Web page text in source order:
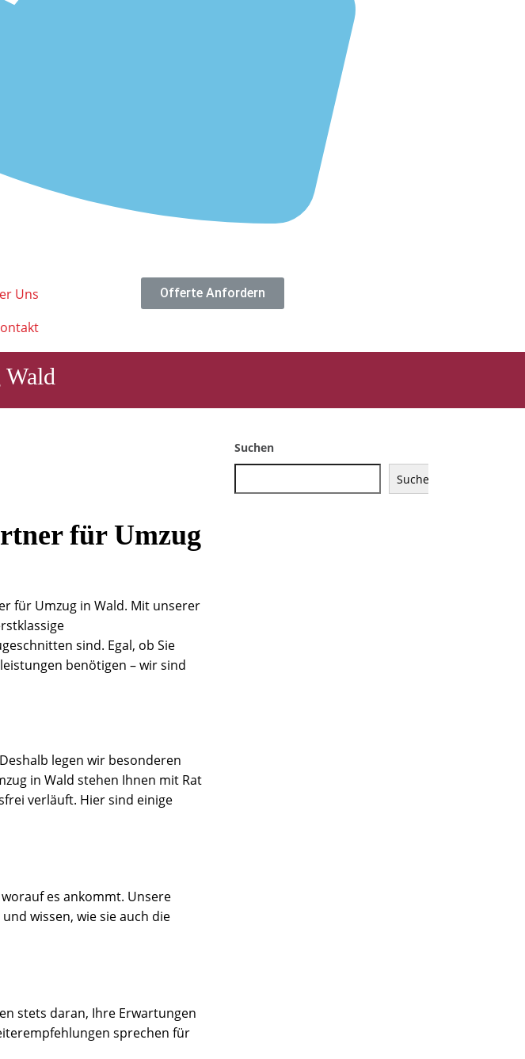
Uns
Offerte Anfordern
für Umzug
für Umzug in Wald. Mit unserer
sind. Egal, ob Sie
benötigen – wir sind
legen wir besonderen
in Wald stehen Ihnen mit Rat
verläuft. Hier sind einige
es ankommt. Unsere
wissen, wie sie auch die
stets daran, Ihre Erwartungen
sprechen für
Suchen
Suchen